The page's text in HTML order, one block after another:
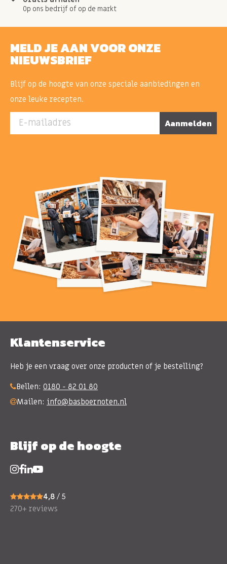
Op ons bedrijf of op de markt
MELD JE AAN VOOR ONZE
NIEUWSBRIEF
Blijf op de hoogte van onze speciale aanbiedingen en
onze leuke recepten.
E-mailadres Aanmelden
Klantenservice
Heb je een vraag over onze producten of je bestelling?
Bellen: 0180 - 82 01 80
Mailen: info@basboernoten.nl
Blijf op de hoogte
4,8 / 5
270+ reviews